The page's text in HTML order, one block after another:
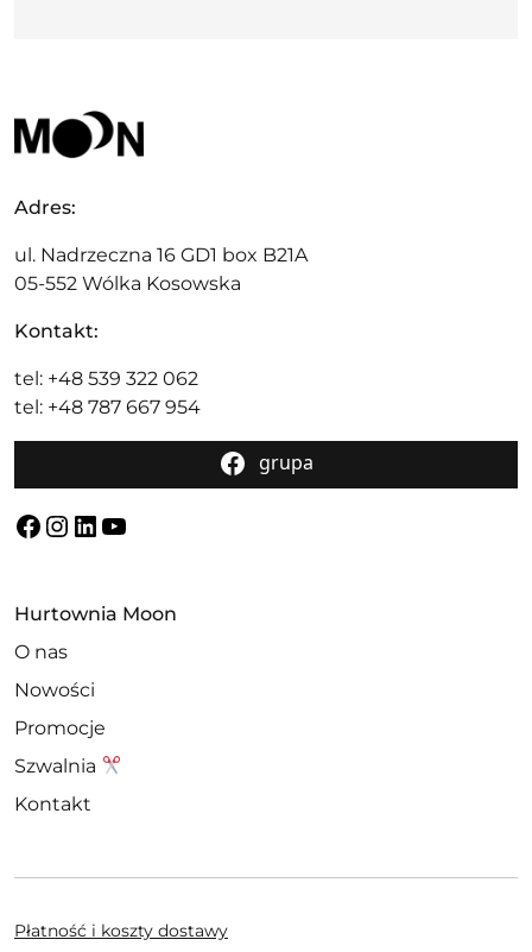
Adres:
ul. Nadrzeczna 16 GD1 box B21A
05-552 Wólka Kosowska
Kontakt:
tel: +48 539 322 062
tel: +48 787 667 954
grupa
Facebook
Instagram
LinkedIn
YouTube
Hurtownia Moon
O nas
Nowości
Promocje
Szwalnia
Kontakt
Płatność i koszty dostawy